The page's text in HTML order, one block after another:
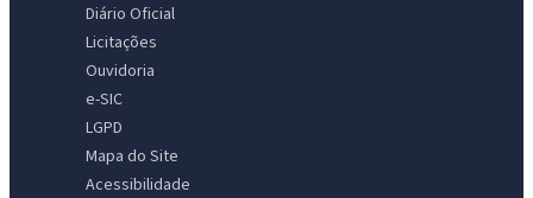
Diário Oficial
Licitações
Ouvidoria
e-SIC
LGPD
Mapa do Site
Acessibilidade